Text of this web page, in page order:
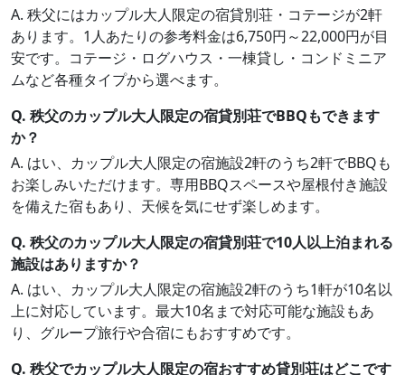
A. 秩父にはカップル大人限定の宿貸別荘・コテージが2軒
あります。1人あたりの参考料金は6,750円～22,000円が目
安です。コテージ・ログハウス・一棟貸し・コンドミニア
ムなど各種タイプから選べます。
Q. 秩父のカップル大人限定の宿貸別荘でBBQもできます
か？
A. はい、カップル大人限定の宿施設2軒のうち2軒でBBQも
お楽しみいただけます。専用BBQスペースや屋根付き施設
を備えた宿もあり、天候を気にせず楽しめます。
Q. 秩父のカップル大人限定の宿貸別荘で10人以上泊まれる
施設はありますか？
A. はい、カップル大人限定の宿施設2軒のうち1軒が10名以
上に対応しています。最大10名まで対応可能な施設もあ
り、グループ旅行や合宿にもおすすめです。
Q. 秩父でカップル大人限定の宿おすすめ貸別荘はどこです